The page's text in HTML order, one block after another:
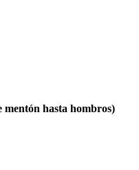
mentón hasta hombros)